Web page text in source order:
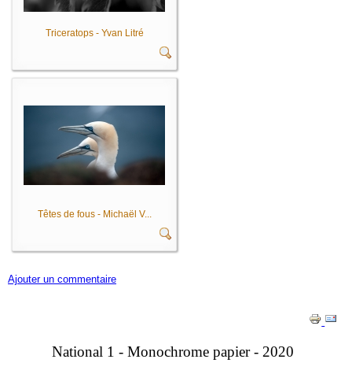
Triceratops - Yvan Litré
Têtes de fous - Michaël V...
Ajouter un commentaire
National 1 - Monochrome papier - 2020